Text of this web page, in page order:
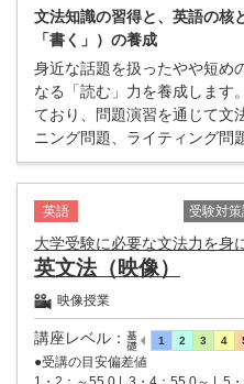
文法知識の習得と、英語の核
「書く」）の養成
身近な話題を扱ったやや短め
なる「読む」力を養成します
ており、問題演習を通じて文
ニング問題、ライティング問
英語 受験対策
大学受験に必要な文法力を身
英文法（映像）
映像授業
講座レベル ：
●受講の目安偏差値